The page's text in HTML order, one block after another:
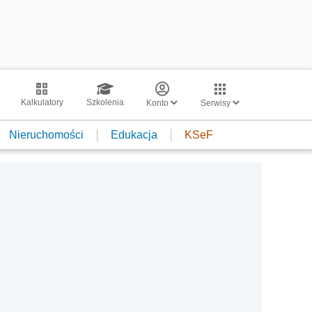
Kalkulatory Szkolenia Konto Serwisy
Nieruchomości Edukacja KSeF